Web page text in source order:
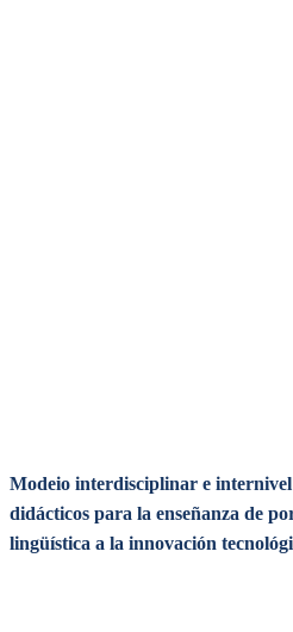
Modeio interdisciplinar e internivel
didácticos para la enseñanza de
lingüística a la innovación